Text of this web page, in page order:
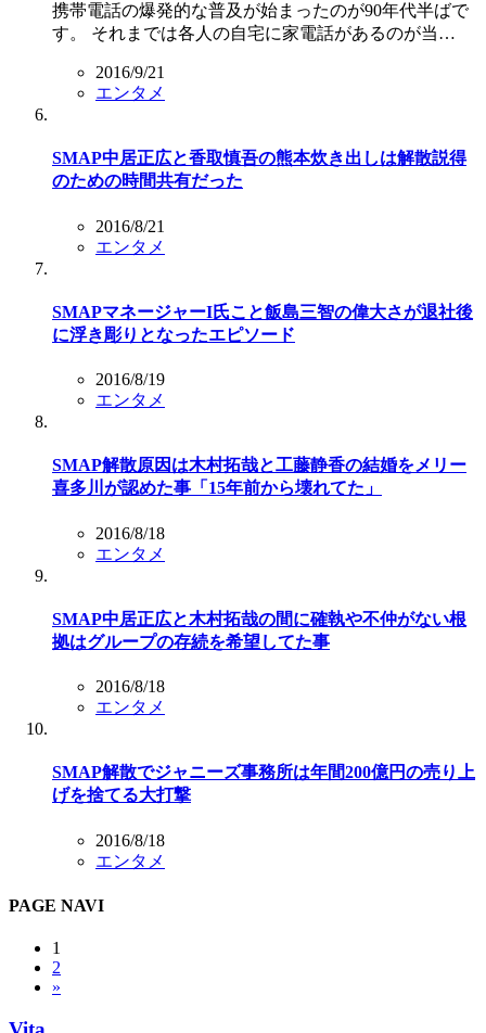
携帯電話の爆発的な普及が始まったのが90年代半ばで
す。 それまでは各人の自宅に家電話があるのが当…
2016/9/21
エンタメ
SMAP中居正広と香取慎吾の熊本炊き出しは解散説得
のための時間共有だった
2016/8/21
エンタメ
SMAPマネージャーI氏こと飯島三智の偉大さが退社後
に浮き彫りとなったエピソード
2016/8/19
エンタメ
SMAP解散原因は木村拓哉と工藤静香の結婚をメリー
喜多川が認めた事「15年前から壊れてた」
2016/8/18
エンタメ
SMAP中居正広と木村拓哉の間に確執や不仲がない根
拠はグループの存続を希望してた事
2016/8/18
エンタメ
SMAP解散でジャニーズ事務所は年間200億円の売り上
げを捨てる大打撃
2016/8/18
エンタメ
PAGE NAVI
1
2
»